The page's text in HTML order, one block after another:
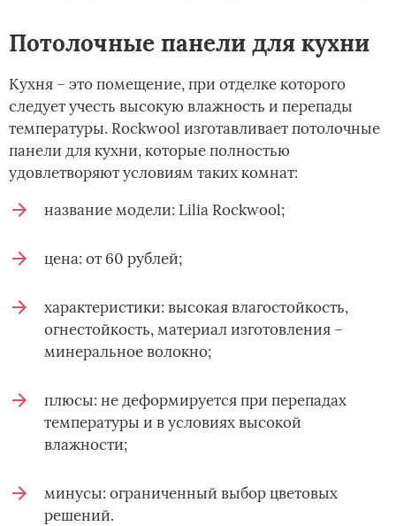
Потолочные панели для кухни
Кухня – это помещение, при отделке которого
следует учесть высокую влажность и перепады
температуры. Rockwool изготавливает потолочные
панели для кухни, которые полностью
удовлетворяют условиям таких комнат:
название модели: Lilia Rockwool;
цена: от 60 рублей;
характеристики: высокая влагостойкость,
огнестойкость, материал изготовления –
минеральное волокно;
плюсы: не деформируется при перепадах
температуры и в условиях высокой
влажности;
минусы: ограниченный выбор цветовых
решений.